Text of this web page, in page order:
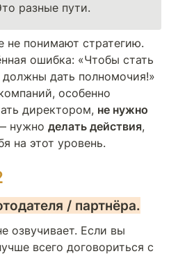
разные пути.
понимают стратегию.
ошибка: «Чтобы стать
дать полномочия!»
особенно
директором, не нужно
нужно делать действия,
на этот уровень.
/ партнёра.
озвучивает. Если вы
всего договориться с